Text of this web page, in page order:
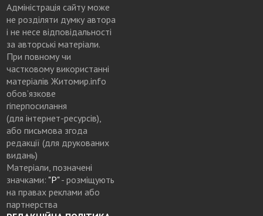
Адміністрація сайту може
не розділяти думку автора
і не несе відповідальності
за авторські матеріали.
При повному чи
частковому використанні
матеріалів Житомир.info
обов’язкове
гіперпосилання
(для інтернет-ресурсів),
або письмова згода
редакції (для друкованих
видань)
Матеріали, позначені
значками: "Р"- розміщують
на правах реклами або
партнерства